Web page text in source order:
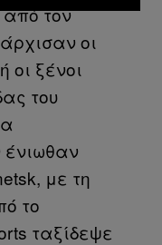
τον
οι
οι ξένοι
του
με τη
το
ταξίδεψε